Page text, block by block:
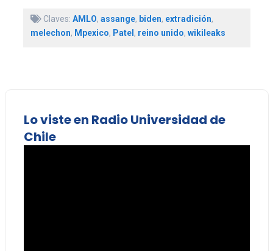
Claves: AMLO, assange, biden, extradición,
melechon, Mpexico, Patel, reino unido, wikileaks
Lo viste en Radio Universidad de
Chile